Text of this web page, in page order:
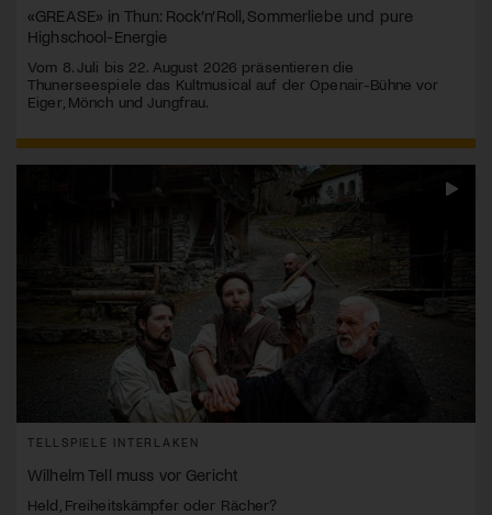
«GREASE» in Thun: Rock’n’Roll, Sommerliebe und pure
Highschool-Energie
Vom 8. Juli bis 22. August 2026 präsentieren die
Thunerseespiele das Kultmusical auf der Openair-Bühne vor
Eiger, Mönch und Jungfrau.
TELLSPIELE INTERLAKEN
Wilhelm Tell muss vor Gericht
Held, Freiheitskämpfer oder Rächer?